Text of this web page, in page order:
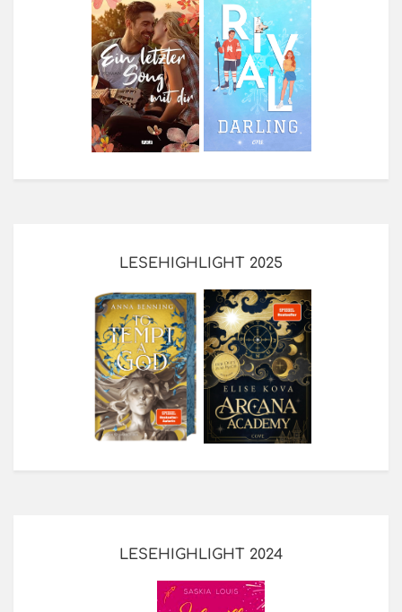
LESEHIGHLIGHT 2025
LESEHIGHLIGHT 2024